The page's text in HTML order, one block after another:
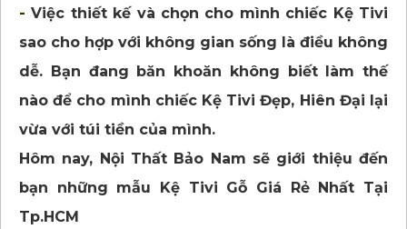
-Việc thiết kế và chọn cho mình chiếc Kệ Tivi
sao cho hợp với không gian sống là điều không
dễ. Bạn đang băn khoăn không biết làm thế
nào để cho mình chiếc Kệ Tivi Đẹp, Hiên Đại lại
vừa với túi tiền của mình.
Hôm nay, Nội Thất Bảo Nam sẽ giới thiệu đến
bạn những mẫu Kệ Tivi Gỗ Giá Rẻ Nhất Tại
Tp.HCM